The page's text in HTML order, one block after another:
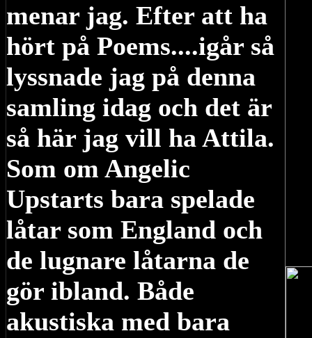
menar jag. Efter att ha
hört på Poems....igår så
lyssnade jag på denna
samling idag och det är
så här jag vill ha Attila.
Som om Angelic
Upstarts bara spelade
låtar som England och
de lugnare låtarna de
gör ibland. Både
akustiska med bara